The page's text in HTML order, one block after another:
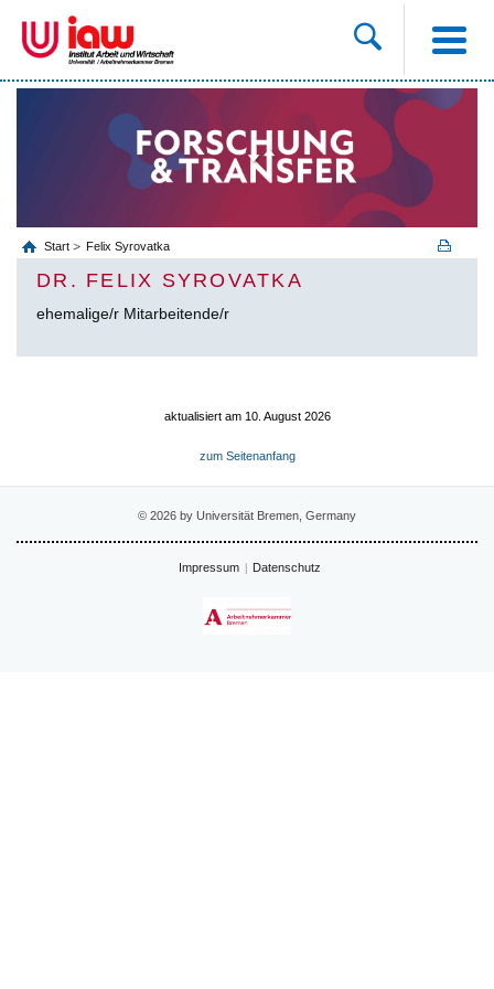
Start Felix Syrovatka
DR. FELIX SYROVATKA
ehemalige/r Mitarbeitende/r
aktualisiert am 10. August 2026
zum Seitenanfang
© 2026 by Universität Bremen, Germany
Impressum Datenschutz